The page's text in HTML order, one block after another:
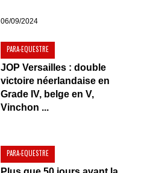
06/09/2024
PARA-EQUESTRE
JOP Versailles : double
victoire néerlandaise en
Grade IV, belge en V,
Vinchon ...
PARA-EQUESTRE